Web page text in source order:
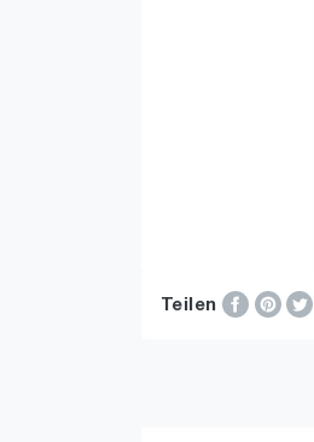
Teilen